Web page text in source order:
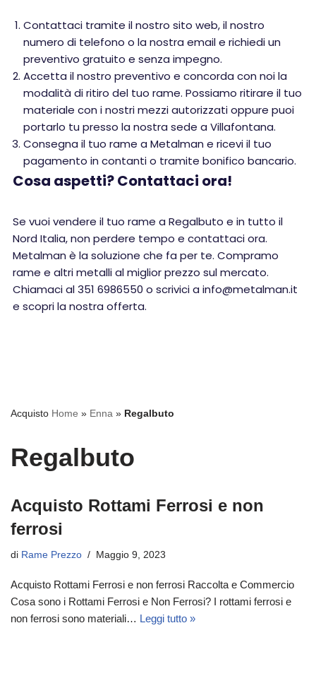
Contattaci tramite il nostro sito web, il nostro
numero di telefono o la nostra email e richiedi un
preventivo gratuito e senza impegno.
Accetta il nostro preventivo e concorda con noi la
modalità di ritiro del tuo rame. Possiamo ritirare il tuo
materiale con i nostri mezzi autorizzati oppure puoi
portarlo tu presso la nostra sede a Villafontana.
Consegna il tuo rame a Metalman e ricevi il tuo
pagamento in contanti o tramite bonifico bancario.
Cosa aspetti? Contattaci ora!
Se vuoi vendere il tuo rame a Regalbuto e in tutto il
Nord Italia, non perdere tempo e contattaci ora.
Metalman è la soluzione che fa per te. Compramo
rame e altri metalli al miglior prezzo sul mercato.
Chiamaci al 351 6986550 o scrivici a info@metalman.it
e scopri la nostra offerta.
Acquisto Home » Enna » Regalbuto
Regalbuto
Acquisto Rottami Ferrosi e non
ferrosi
di Rame Prezzo Maggio 9, 2023
Acquisto Rottami Ferrosi e non ferrosi Raccolta e Commercio
Cosa sono i Rottami Ferrosi e Non Ferrosi? I rottami ferrosi e
non ferrosi sono materiali… Leggi tutto »